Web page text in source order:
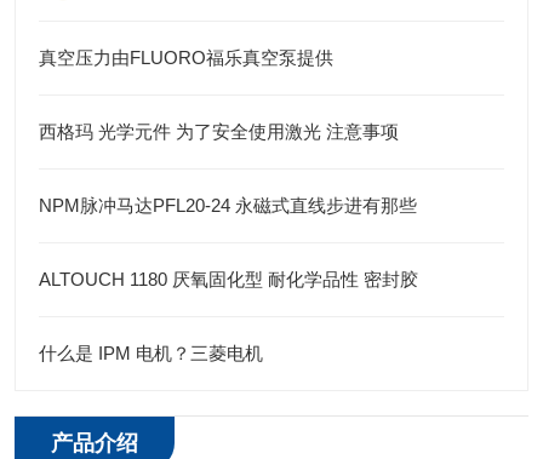
真空压力由FLUORO福乐真空泵提供
西格玛 光学元件 为了安全使用激光 注意事项
NPM脉冲马达PFL20-24 永磁式直线步进有那些
ALTOUCH 1180 厌氧固化型 耐化学品性 密封胶
什么是 IPM 电机？三菱电机
产品介绍